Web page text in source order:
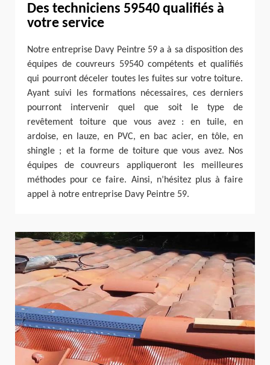
Des techniciens 59540 qualifiés à
votre service
Notre entreprise Davy Peintre 59 a à sa disposition des
équipes de couvreurs 59540 compétents et qualifiés
qui pourront déceler toutes les fuites sur votre toiture.
Ayant suivi les formations nécessaires, ces derniers
pourront intervenir quel que soit le type de
revêtement toiture que vous avez : en tuile, en
ardoise, en lauze, en PVC, en bac acier, en tôle, en
shingle ; et la forme de toiture que vous avez. Nos
équipes de couvreurs appliqueront les meilleures
méthodes pour ce faire. Ainsi, n’hésitez plus à faire
appel à notre entreprise Davy Peintre 59.